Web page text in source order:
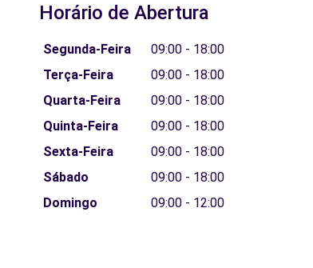
Horário de Abertura
Segunda-Feira
09:00 - 18:00
Terça-Feira
09:00 - 18:00
Quarta-Feira
09:00 - 18:00
Quinta-Feira
09:00 - 18:00
Sexta-Feira
09:00 - 18:00
Sábado
09:00 - 18:00
Domingo
09:00 - 12:00